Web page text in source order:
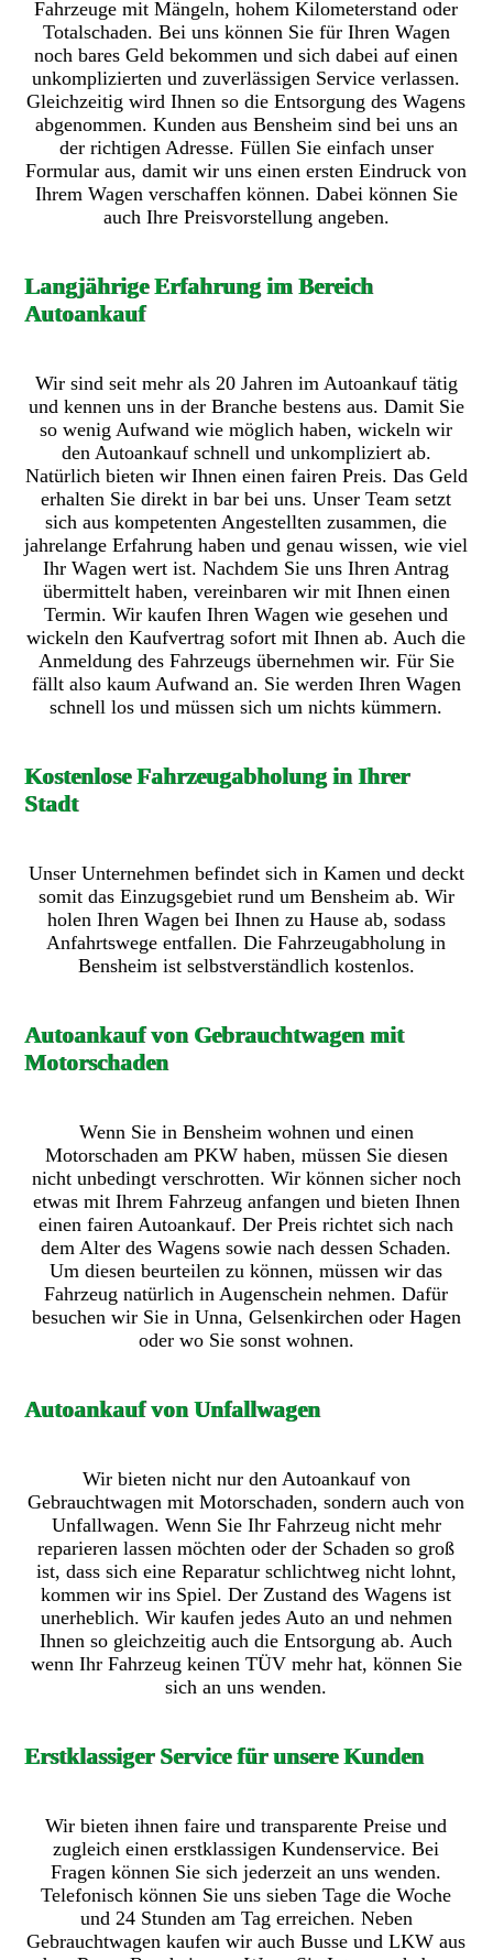
Fahrzeuge mit Mängeln, hohem Kilometerstand oder
Totalschaden. Bei uns können Sie für Ihren Wagen
noch bares Geld bekommen und sich dabei auf einen
unkomplizierten und zuverlässigen Service verlassen.
Gleichzeitig wird Ihnen so die Entsorgung des Wagens
abgenommen. Kunden aus Bensheim sind bei uns an
der richtigen Adresse. Füllen Sie einfach unser
Formular aus, damit wir uns einen ersten Eindruck von
Ihrem Wagen verschaffen können. Dabei können Sie
auch Ihre Preisvorstellung angeben.
Langjährige Erfahrung im Bereich
Autoankauf
Wir sind seit mehr als 20 Jahren im Autoankauf tätig
und kennen uns in der Branche bestens aus. Damit Sie
so wenig Aufwand wie möglich haben, wickeln wir
den Autoankauf schnell und unkompliziert ab.
Natürlich bieten wir Ihnen einen fairen Preis. Das Geld
erhalten Sie direkt in bar bei uns. Unser Team setzt
sich aus kompetenten Angestellten zusammen, die
jahrelange Erfahrung haben und genau wissen, wie viel
Ihr Wagen wert ist. Nachdem Sie uns Ihren Antrag
übermittelt haben, vereinbaren wir mit Ihnen einen
Termin. Wir kaufen Ihren Wagen wie gesehen und
wickeln den Kaufvertrag sofort mit Ihnen ab. Auch die
Anmeldung des Fahrzeugs übernehmen wir. Für Sie
fällt also kaum Aufwand an. Sie werden Ihren Wagen
schnell los und müssen sich um nichts kümmern.
Kostenlose Fahrzeugabholung in Ihrer
Stadt
Unser Unternehmen befindet sich in Kamen und deckt
somit das Einzugsgebiet rund um Bensheim ab. Wir
holen Ihren Wagen bei Ihnen zu Hause ab, sodass
Anfahrtswege entfallen. Die Fahrzeugabholung in
Bensheim ist selbstverständlich kostenlos.
Autoankauf von Gebrauchtwagen mit
Motorschaden
Wenn Sie in Bensheim wohnen und einen
Motorschaden am PKW haben, müssen Sie diesen
nicht unbedingt verschrotten. Wir können sicher noch
etwas mit Ihrem Fahrzeug anfangen und bieten Ihnen
einen fairen Autoankauf. Der Preis richtet sich nach
dem Alter des Wagens sowie nach dessen Schaden.
Um diesen beurteilen zu können, müssen wir das
Fahrzeug natürlich in Augenschein nehmen. Dafür
besuchen wir Sie in Unna, Gelsenkirchen oder Hagen
oder wo Sie sonst wohnen.
Autoankauf von Unfallwagen
Wir bieten nicht nur den Autoankauf von
Gebrauchtwagen mit Motorschaden, sondern auch von
Unfallwagen. Wenn Sie Ihr Fahrzeug nicht mehr
reparieren lassen möchten oder der Schaden so groß
ist, dass sich eine Reparatur schlichtweg nicht lohnt,
kommen wir ins Spiel. Der Zustand des Wagens ist
unerheblich. Wir kaufen jedes Auto an und nehmen
Ihnen so gleichzeitig auch die Entsorgung ab. Auch
wenn Ihr Fahrzeug keinen TÜV mehr hat, können Sie
sich an uns wenden.
Erstklassiger Service für unsere Kunden
Wir bieten ihnen faire und transparente Preise und
zugleich einen erstklassigen Kundenservice. Bei
Fragen können Sie sich jederzeit an uns wenden.
Telefonisch können Sie uns sieben Tage die Woche
und 24 Stunden am Tag erreichen. Neben
Gebrauchtwagen kaufen wir auch Busse und LKW aus